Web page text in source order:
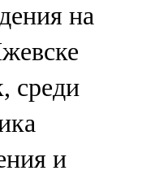
на
среди
и